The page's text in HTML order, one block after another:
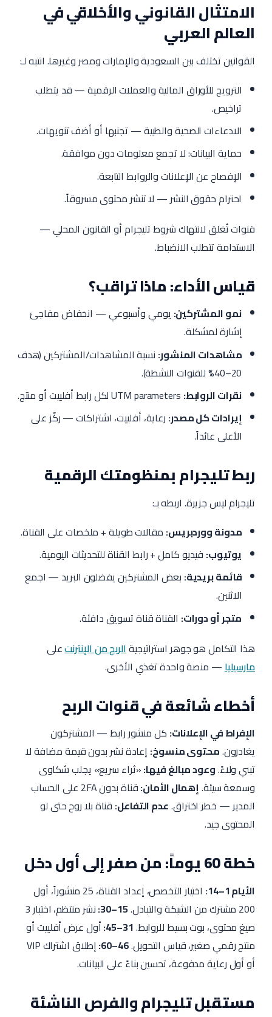
الامتثال القانوني والأخلاقي في
العالم العربي
القوانين تختلف بين السعودية والإمارات ومصر وغيرها. انتبه لـ:
الترويج للأوراق المالية والعملات الرقمية — قد يتطلب
تراخيص.
الادعاءات الصحية والطبية — تجنبها أو أضف تنويهات.
حماية البيانات: لا تجمع معلومات دون موافقة.
الإفصاح عن الإعلانات والروابط التابعة.
احترام حقوق النشر — لا تنشر محتوى مسروقاً.
قنوات تُغلق لانتهاك شروط تليجرام أو القانون المحلي —
الاستدامة تتطلب الانضباط.
قياس الأداء: ماذا تراقب؟
نمو المشتركين: يومي وأسبوعي — انخفاض مفاجئ
إشارة لمشكلة.
مشاهدات المنشور: نسبة المشاهدات/المشتركين (هدف
20–40% للقنوات النشطة).
نقرات الروابط:
إيرادات كل مصدر: رعاية، أفلييت، اشتراكات — ركّز على
الأعلى عائداً.
ربط تليجرام بمنظومتك الرقمية
تليجرام ليس جزيرة. اربطه بـ:
مدونة ووردبريس: مقالات طويلة + ملخصات على القناة.
يوتيوب: فيديو كامل + رابط القناة للتحديثات اليومية.
قائمة بريدية: بعض المشتركين يفضلون البريد — اجمع
الاثنين.
متجر أو دورات: القناة قناة تسويق دافئة.
هذا التكامل هو جوهر استراتيجيةالربح من الإنترنتعلى
مارسيليا— منصة واحدة تغذي الأخرى.
أخطاء شائعة في قنوات الربح
الإفراط في الإعلانات: كل منشور رابط — المشتركون
يغادرون.محتوى منسوخ: إعادة نشر بدون قيمة مضافة لا
تبني ولاءً.وعود مبالغ فيها:«ثراء سريع» يجلب شكاوى
وسمعة سيئة.إهمال الأمان:
قناة بدون 2FA على الحساب
المدير — خطر اختراق.عدم التفاعل: قناة بلا روح حتى لو
المحتوى جيد.
خطة 60 يوماً: من صفر إلى أول دخل
الأيام 1–14:
اختيار التخصص، إعداد القناة، 25 منشوراً، أول
200 مشترك من الشبكة والتبادل.
15–30:
نشر منتظم، اختبار 3
صيغ محتوى، بوت بسيط للروابط.31–45:
أول عرض أفلييت أو
منتج رقمي صغير، قياس التحويل.46–60:
إطلاق اشتراك VIP
أو أول رعاية مدفوعة، تحسين بناءً على البيانات.
مستقبل تليجرام والفرص الناشئة